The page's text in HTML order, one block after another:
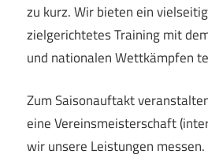
zu kurz. Wir bieten ein
zielgerichtetes Training mit
und nationalen Wettkämpfen
Zum Saisonauftakt
eine Vereinsmeisterschaft
wir unsere Leistungen